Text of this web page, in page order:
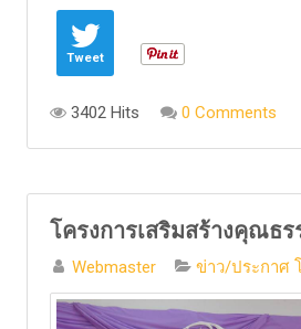
Tweet
3402 Hits 0 Comments
โครงการเสริมสร้างคุณธ
Webmaster ข่าว/ประกาศ